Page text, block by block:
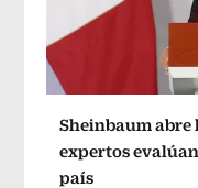
Sheinbaum
expertos
país